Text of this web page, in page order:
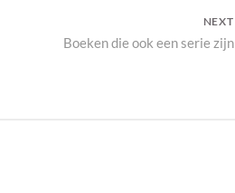
NEXT
Boeken die ook een serie zijn